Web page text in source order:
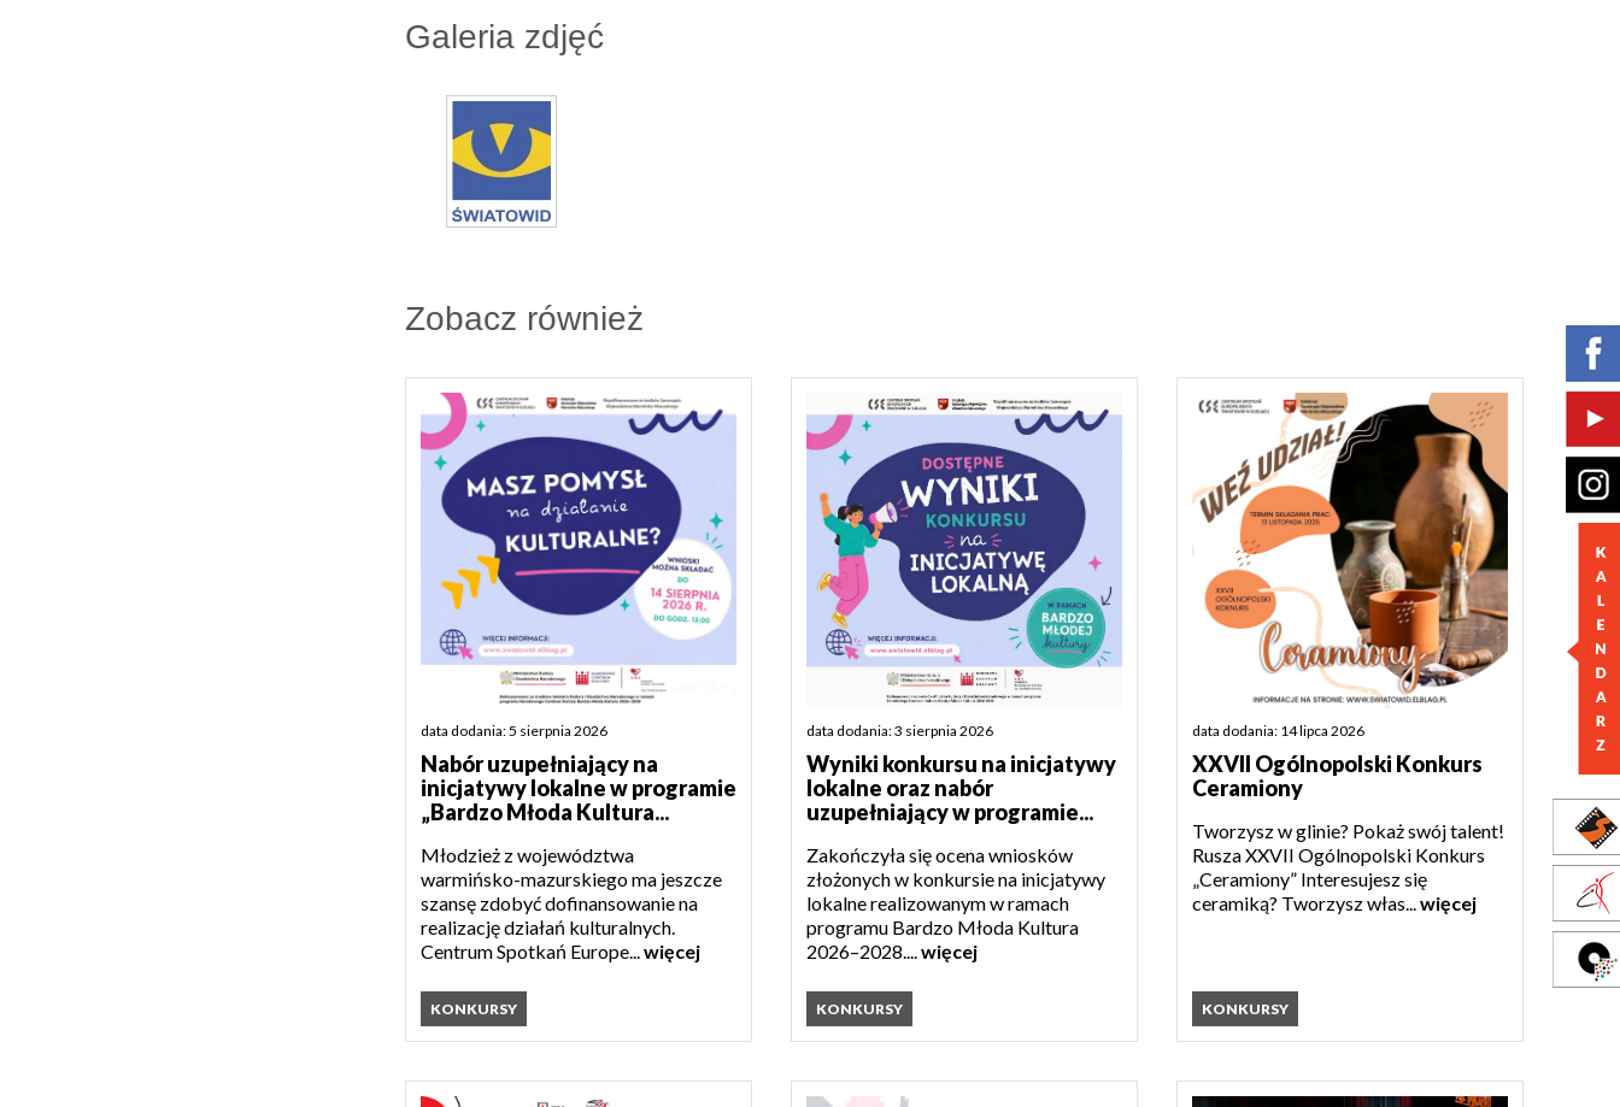
Galeria zdjęć
Zobacz również
data dodania: 5 sierpnia 2026
Nabór uzupełniający na
inicjatywy lokalne w programie
„Bardzo Młoda Kultura...
Młodzież z województwa
warmińsko-mazurskiego ma jeszcze
szansę zdobyć dofinansowanie na
realizację działań kulturalnych.
Centrum Spotkań Europe...więcej
KONKURSY
data dodania: 3 sierpnia 2026
Wyniki konkursu na inicjatywy
lokalne oraz nabór
uzupełniający w programie...
Zakończyła się ocena wniosków
złożonych w konkursie na inicjatywy
lokalne realizowanym w ramach
programu Bardzo Młoda Kultura
2026–2028....więcej
KONKURSY
data dodania: 14 lipca 2026
XXVII Ogólnopolski Konkurs
Ceramiony
Tworzysz w glinie? Pokaż swój talent!
Rusza XXVII Ogólnopolski Konkurs
„Ceramiony” Interesujesz się
ceramiką? Tworzysz włas...więcej
KONKURSY